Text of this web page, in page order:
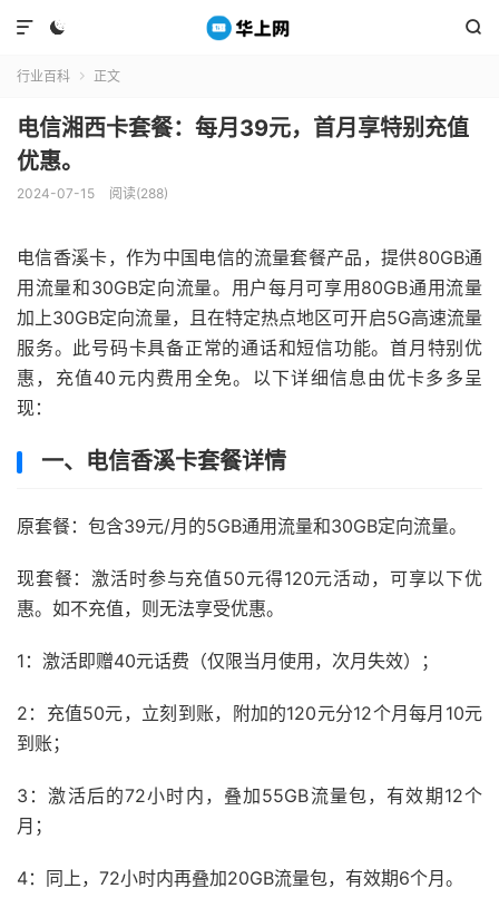
 

行业百科  正文
电信湘西卡套餐：每月39元，首月享特别充值
优惠。
2024-07-15 阅读(288)
电信香溪卡，作为中国电信的流量套餐产品，提供80GB通
用流量和30GB定向流量。用户每月可享用80GB通用流量
加上30GB定向流量，且在特定热点地区可开启5G高速流量
服务。此号码卡具备正常的通话和短信功能。首月特别优
惠，充值40元内费用全免。以下详细信息由优卡多多呈
现：
一、电信香溪卡套餐详情
原套餐：包含39元/月的5GB通用流量和30GB定向流量。
现套餐：激活时参与充值50元得120元活动，可享以下优
惠。如不充值，则无法享受优惠。
1：激活即赠40元话费（仅限当月使用，次月失效）；
2：充值50元，立刻到账，附加的120元分12个月每月10元
到账；
3：激活后的72小时内，叠加55GB流量包，有效期12个
月；
4：同上，72小时内再叠加20GB流量包，有效期6个月。